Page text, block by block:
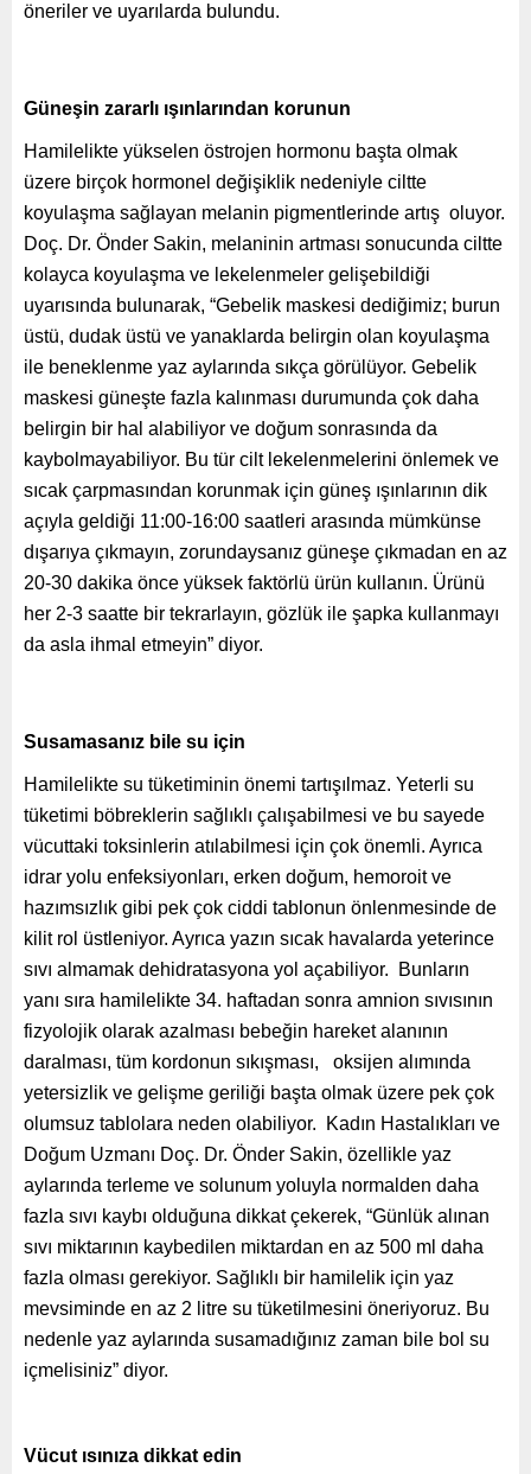
öneriler ve uyarılarda bulundu.
Güneşin zararlı ışınlarından korunun
Hamilelikte yükselen östrojen hormonu başta olmak
üzere birçok hormonel değişiklik nedeniyle ciltte
koyulaşma sağlayan melanin pigmentlerinde artış oluyor.
Doç. Dr. Önder Sakin, melaninin artması sonucunda ciltte
kolayca koyulaşma ve lekelenmeler gelişebildiği
uyarısında bulunarak, “Gebelik maskesi dediğimiz; burun
üstü, dudak üstü ve yanaklarda belirgin olan koyulaşma
ile beneklenme yaz aylarında sıkça görülüyor. Gebelik
maskesi güneşte fazla kalınması durumunda çok daha
belirgin bir hal alabiliyor ve doğum sonrasında da
kaybolmayabiliyor. Bu tür cilt lekelenmelerini önlemek ve
sıcak çarpmasından korunmak için güneş ışınlarının dik
açıyla geldiği 11:00-16:00 saatleri arasında mümkünse
dışarıya çıkmayın, zorundaysanız güneşe çıkmadan en az
20-30 dakika önce yüksek faktörlü ürün kullanın. Ürünü
her 2-3 saatte bir tekrarlayın, gözlük ile şapka kullanmayı
da asla ihmal etmeyin” diyor.
Susamasanız bile su için
Hamilelikte su tüketiminin önemi tartışılmaz. Yeterli su
tüketimi böbreklerin sağlıklı çalışabilmesi ve bu sayede
vücuttaki toksinlerin atılabilmesi için çok önemli. Ayrıca
idrar yolu enfeksiyonları, erken doğum, hemoroit ve
hazımsızlık gibi pek çok ciddi tablonun önlenmesinde de
kilit rol üstleniyor. Ayrıca yazın sıcak havalarda yeterince
sıvı almamak dehidratasyona yol açabiliyor. Bunların
yanı sıra hamilelikte 34. haftadan sonra amnion sıvısının
fizyolojik olarak azalması bebeğin hareket alanının
daralması, tüm kordonun sıkışması, oksijen alımında
yetersizlik ve gelişme geriliği başta olmak üzere pek çok
olumsuz tablolara neden olabiliyor. Kadın Hastalıkları ve
Doğum Uzmanı Doç. Dr. Önder Sakin, özellikle yaz
aylarında terleme ve solunum yoluyla normalden daha
fazla sıvı kaybı olduğuna dikkat çekerek, “Günlük alınan
sıvı miktarının kaybedilen miktardan en az 500 ml daha
fazla olması gerekiyor. Sağlıklı bir hamilelik için yaz
mevsiminde en az 2 litre su tüketilmesini öneriyoruz. Bu
nedenle yaz aylarında susamadığınız zaman bile bol su
içmelisiniz” diyor.
Vücut ısınıza dikkat edin